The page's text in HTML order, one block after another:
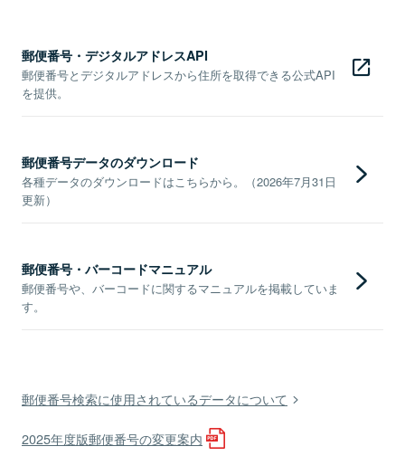
郵便番号・デジタルアドレスAPI
郵便番号とデジタルアドレスから住所を取得できる公式API
を提供。
郵便番号データのダウンロード
各種データのダウンロードはこちらから。（2026年7月31日
更新）
郵便番号・バーコードマニュアル
郵便番号や、バーコードに関するマニュアルを掲載していま
す。
郵便番号検索に使用されているデータについて
2025年度版郵便番号の変更案内